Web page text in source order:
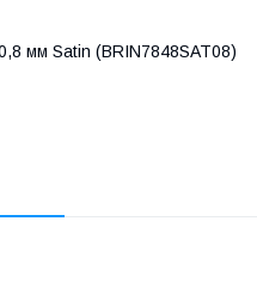
мм Satin (BRIN7848SAT08)